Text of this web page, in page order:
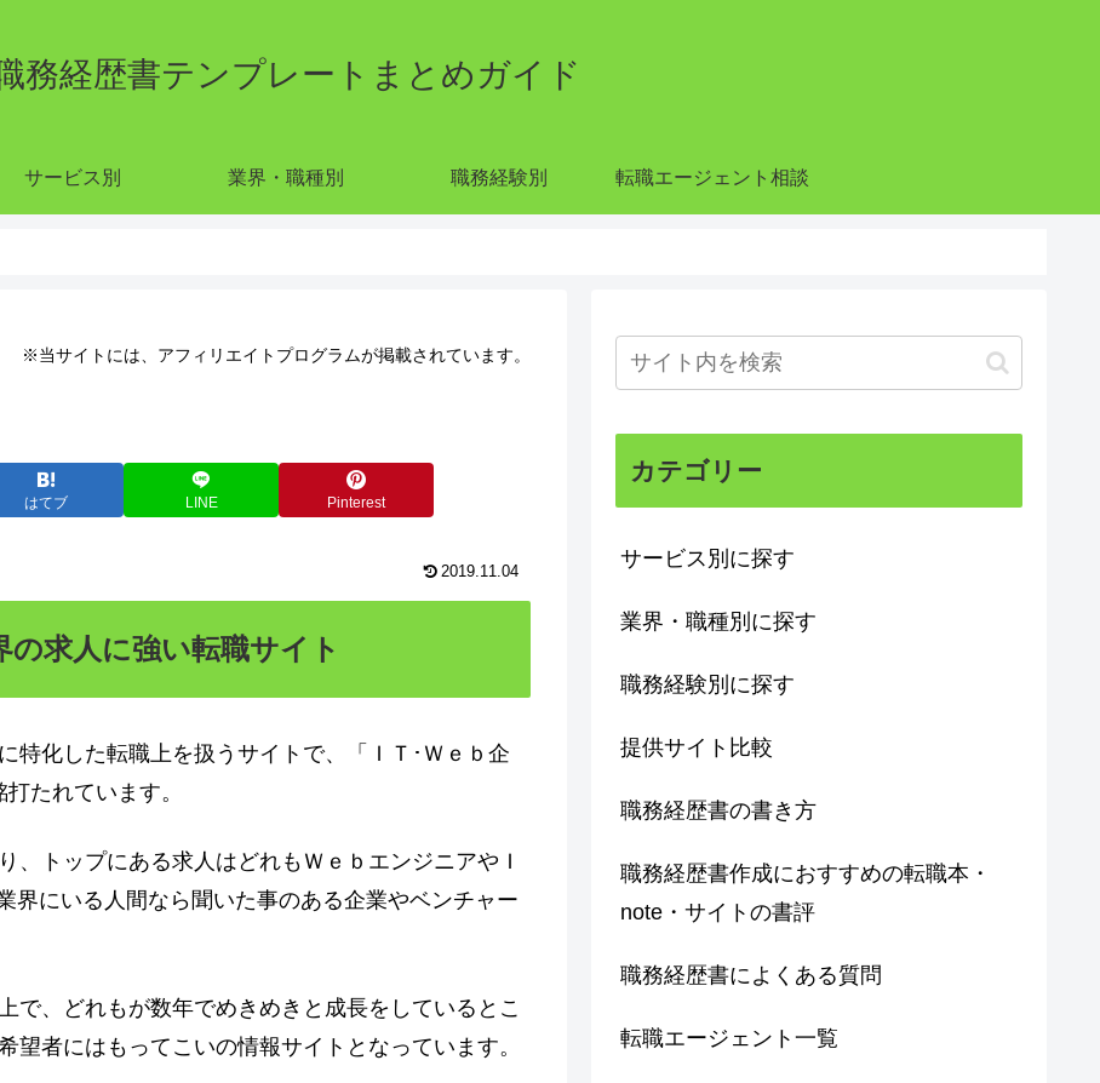
務経歴書テンプレートまとめガイド
サービス別 業界・職種別 職務経験別 転職エージェント相談
※当サイトには、アフィリエイトプログラムが掲載されています。
はてブ LINE Pinterest
2019.11.04
求人に強い転職サイト
特化した転職上を扱うサイトで、「ＩＴ･Ｗｅｂ企
たれています。
、トップにある求人はどれもＷｅｂエンジニアやＩ
界にいる人間なら聞いた事のある企業やベンチャー
で、どれもが数年でめきめきと成長をしているとこ
者にはもってこいの情報サイトとなっています。
カテゴリー
サービス別に探す
業界・職種別に探す
職務経験別に探す
提供サイト比較
職務経歴書の書き方
職務経歴書作成におすすめの転職本・
note・サイトの書評
職務経歴書によくある質問
転職エージェント一覧